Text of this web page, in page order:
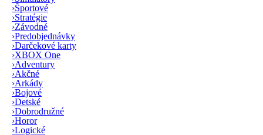
›Športové
›Stratégie
›Závodné
›Predobjednávky
›Darčekové karty
›XBOX One
›Adventury
›Akčné
›Arkády
›Bojové
›Detské
›Dobrodružné
›Horor
›Logické